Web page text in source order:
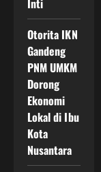
Inti
Otorita IKN
Gandeng
PNM UMKM
Dorong
Ekonomi
Lokal di Ibu
Kota
Nusantara